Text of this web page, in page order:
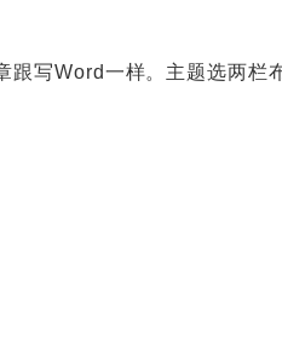
写Word一样。主题选两栏